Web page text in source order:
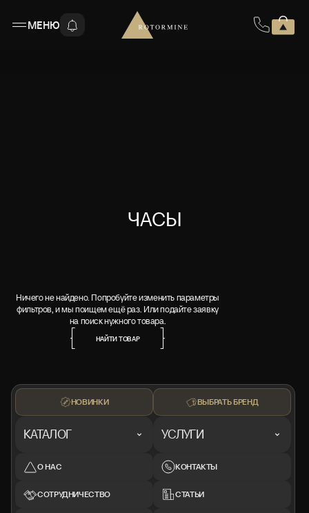
МЕНЮ
ЧАСЫ
Ничего не найдено. Попробуйте изменить параметры
фильтров, и мы поищем ещё раз. Или подайте заявку
на поиск нужного товара.
НАЙТИ ТОВАР
НОВИНКИ
КАТАЛОГ
О НАС
СОТРУДНИЧЕСТВО
ВЫБРАТЬ БРЕНД
УСЛУГИ
КОНТАКТЫ
СТАТЬИ